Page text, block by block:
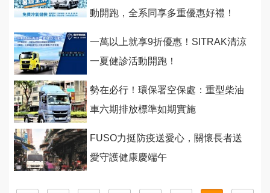
動開跑，全系同享多重優惠好禮！
一萬以上就享9折優惠！SITRAK清涼
一夏健診活動開跑！
勢在必行！環保署空保處：重型柴油
車六期排放標準如期實施
FUSO力挺防疫送愛心，關懷長者送
愛守護健康慶端午